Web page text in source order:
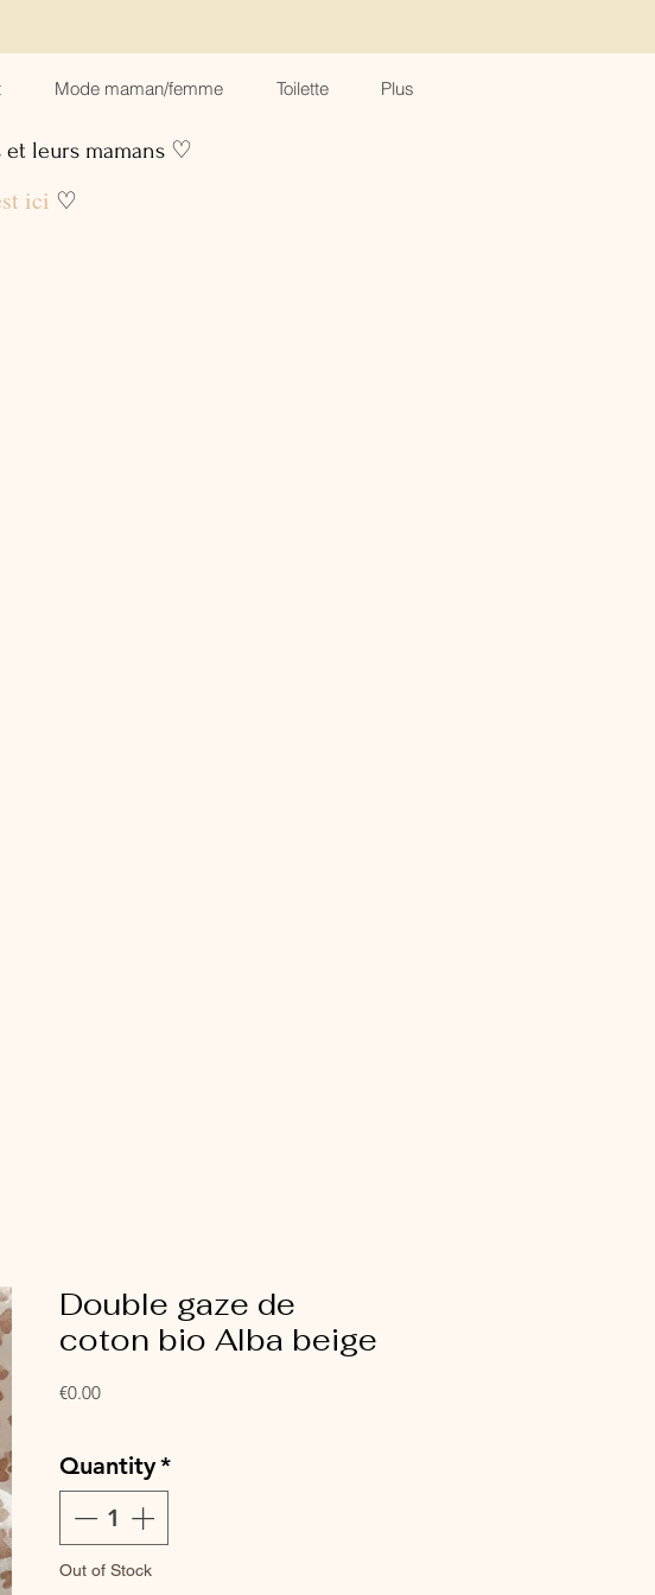
Mode maman/femme Toilette Plus
et leurs mamans ♡
ici ♡
Double gaze de
coton bio Alba beige
€0.00Price
Quantity*
Out of Stock